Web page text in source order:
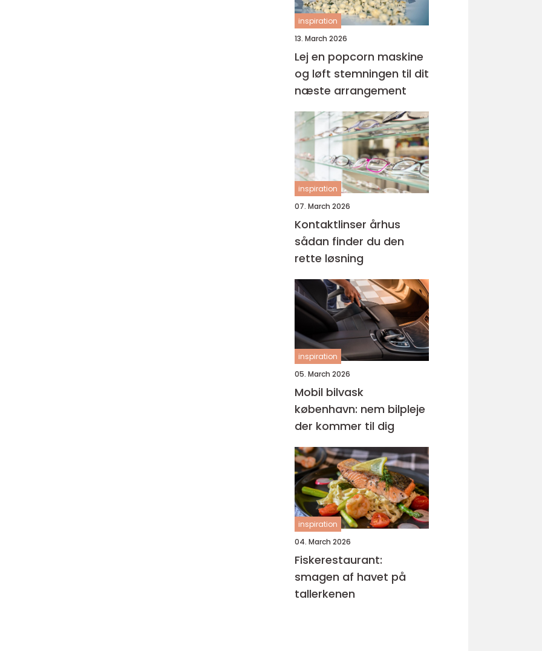
inspiration
13. March 2026
Lej en popcorn maskine
og løft stemningen til dit
næste arrangement
inspiration
07. March 2026
Kontaktlinser århus
sådan finder du den
rette løsning
inspiration
05. March 2026
Mobil bilvask
københavn: nem bilpleje
der kommer til dig
inspiration
04. March 2026
Fiskerestaurant:
smagen af havet på
tallerkenen